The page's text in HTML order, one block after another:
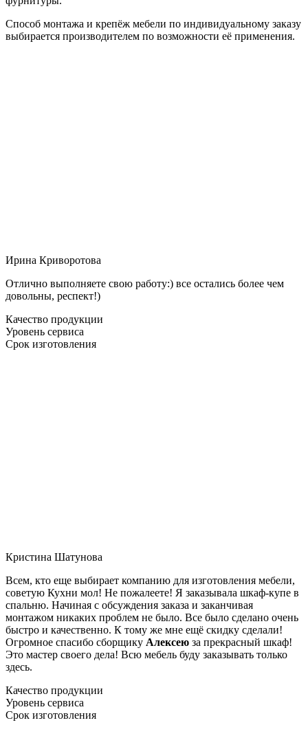
Способ монтажа и крепёж мебели по индивидуальному заказу
выбирается производителем по возможности её применения.
Ирина Криворотова
Отлично выполняете свою работу:) все остались более чем
довольны, респект!)
Качество продукции
Уровень сервиса
Срок изготовления
Кристина Шатунова
Всем, кто еще выбирает компанию для изготовления мебели,
советую Кухни мол! Не пожалеете! Я заказывала шкаф-купе в
спальню. Начиная с обсуждения заказа и заканчивая
монтажом никаких проблем не было. Все было сделано очень
быстро и качественно. К тому же мне ещё скидку сделали!
Огромное спасибо сборщику Алексею за прекрасный шкаф!
Это мастер своего дела! Всю мебель буду заказывать только
здесь.
Качество продукции
Уровень сервиса
Срок изготовления